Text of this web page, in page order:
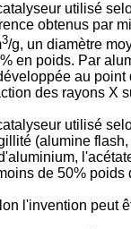
utilisé
obtenus par
3/g, un diamètre
en poids. Par
au
des rayons X
utilisé
(alumine
de 50%
l'invention peut